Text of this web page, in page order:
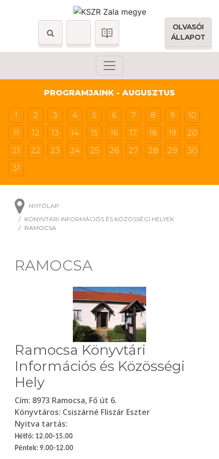
OLVASÓI
ÁLLAPOT
PROGRAMJAINK - AUGUSZTUS
1 2 3 4 5 6 7 8 9
10
11
12 13 14 15 16 17 18 19
20
21
22 23 24 25 26 27 28 29
30
31
NYITÓLAP
KÖNYVTÁRI INFORMÁCIÓS ÉS KÖZÖSSÉGI HELYEK
RAMOCSA
RAMOCSA
Ramocsa Könyvtári
Információs és Közösségi
Hely
Cím: 8973 Ramocsa, Fő út 6.
Könyvtáros: Csiszárné Fliszár Eszter
Nyitva tartás:
Hétfő: 12.00-15.00
Péntek: 9.00-12.00